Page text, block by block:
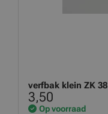
verfbak klein ZK 38
3,50
Op voorraad